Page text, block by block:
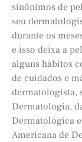
sinônimos de
seu
durante os
e isso deixa a
alguns hábitos
de cuidados e
dermatologista,
Dermatologia,
Dermatológica
Americana de